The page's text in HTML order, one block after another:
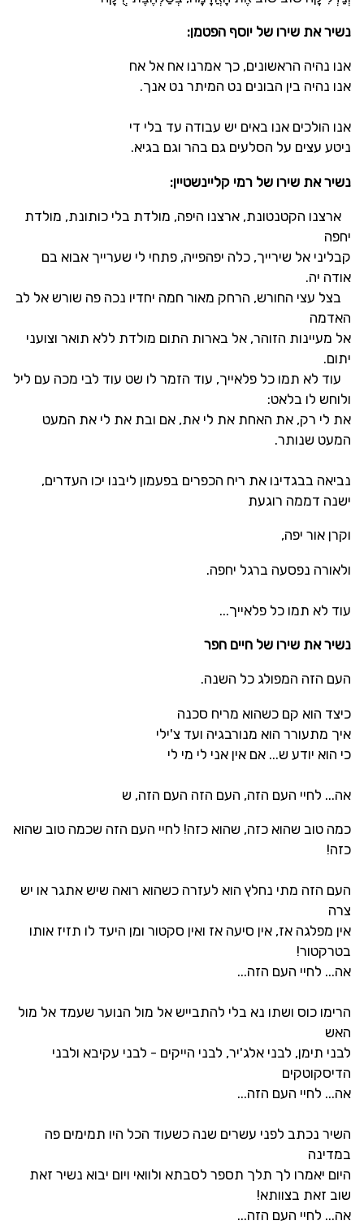
נשיר את שירו של יוסף הפטמן:
אנו נהיה הראשונים, כך אמרנו אח אל אח
אנו נהיה בין הבונים נט המיתר נט אנך.
אנו הולכים אנו באים יש עבודה עד בלי די
ניטע עצים על הסלעים גם בהר וגם בגיא.
נשיר את שירו של רמי קליינשטיין:
ארצנו הקטנטונת, ארצנו היפה, מולדת בלי כותונת, מולדת
יחפה
קבליני אל שירייך, כלה יפהפייה, פתחי לי שערייך אבוא בם
אודה יה.
בצל עצי החורש, הרחק מאור חמה יחדיו נכה פה שורש אל לב
האדמה
אל מעיינות הזוהר, אל בארות התום מולדת ללא תואר וצועני
יתום.
עוד לא תמו כל פלאייך, עוד הזמר לו שט עוד לבי מכה עם ליל
ולוחש לו בלאט:
את לי רק, את האחת את לי את, אם ובת את לי את המעט
המעט שנותר.
נביאה בבגדינו את ריח הכפרים בפעמון ליבנו יכו העדרים,
ישנה דממה רוגעת
וקרן אור יפה,
ולאורה נפסעה ברגל יחפה.
עוד לא תמו כל פלאייך...
נשיר את שירו של חיים חפר
העם הזה המפולג כל השנה.
כיצד הוא קם כשהוא מריח סכנה
איך מתעורר הוא מנורבגיה ועד צ'ילי
כי הוא יודע ש... אם אין אני לי מי לי
אה... לחיי העם הזה, העם הזה העם הזה, ש
כמה טוב שהוא כזה, שהוא כזה! לחיי העם הזה שכמה טוב שהוא
כזה!
העם הזה מתי נחלץ הוא לעזרה כשהוא רואה שיש אתגר או יש
צרה
אין מפלגה אז, אין סיעה אז ואין סקטור ומן היעד לו תזיז אותו
בטרקטור!
אה... לחיי העם הזה...
הרימו כוס ושתו נא בלי להתבייש אל מול הנוער שעמד אל מול
האש
לבני תימן, לבני אלג'יר, לבני הייקים - לבני עקיבא ולבני
הדיסקוטקים
אה... לחיי העם הזה...
השיר נכתב לפני עשרים שנה כשעוד הכל היו תמימים פה
במדינה
היום יאמרו לך תלך תספר לסבתא ולוואי ויום יבוא נשיר זאת
שוב זאת בצוותא!
אה... לחיי העם הזה...